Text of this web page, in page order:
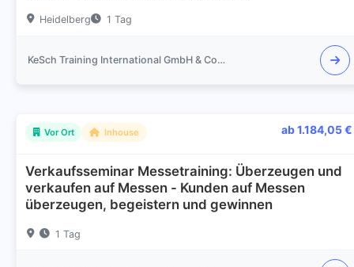
Heidelberg 1 Tag
KeSch Training International GmbH & Co.KG
Vor Ort Inhouse ab 1.184,05 €
Verkaufsseminar Messetraining: Überzeugen und
verkaufen auf Messen - Kunden auf Messen
überzeugen, begeistern und gewinnen
1 Tag